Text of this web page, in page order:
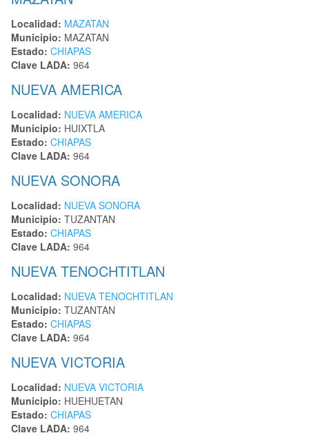
Localidad: MAZATAN
Municipio: MAZATAN
Estado: CHIAPAS
Clave LADA: 964
NUEVA AMERICA
Localidad: NUEVA AMERICA
Municipio: HUIXTLA
Estado: CHIAPAS
Clave LADA: 964
NUEVA SONORA
Localidad: NUEVA SONORA
Municipio: TUZANTAN
Estado: CHIAPAS
Clave LADA: 964
NUEVA TENOCHTITLAN
Localidad: NUEVA TENOCHTITLAN
Municipio: TUZANTAN
Estado: CHIAPAS
Clave LADA: 964
NUEVA VICTORIA
Localidad: NUEVA VICTORIA
Municipio: HUEHUETAN
Estado: CHIAPAS
Clave LADA: 964